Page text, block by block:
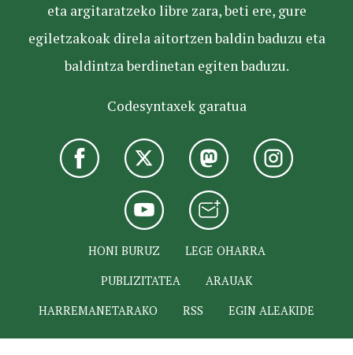
eta argitaratzeko libre zara, beti ere, gure
egiletzakoak direla aitortzen baldin baduzu eta
baldintza berdinetan egiten baduzu.
Codesyntaxek garatua
HONI BURUZ
LEGE OHARRA
PUBLIZITATEA
ARAUAK
HARREMANETARAKO
RSS EGIN ALEAKIDE